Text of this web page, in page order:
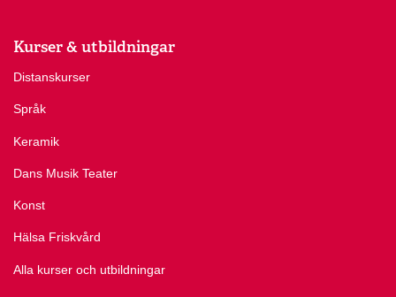
Kurser & utbildningar
Distanskurser
Språk
Keramik
Dans Musik Teater
Konst
Hälsa Friskvård
Alla kurser och utbildningar